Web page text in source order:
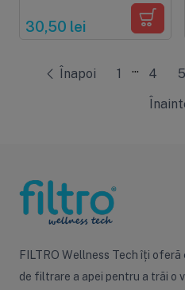
normala
30,50 lei
Înapoi 1 ... 4 5
FILTRO Wellness Tech îți oferă
de filtrare a apei pentru a trăi o